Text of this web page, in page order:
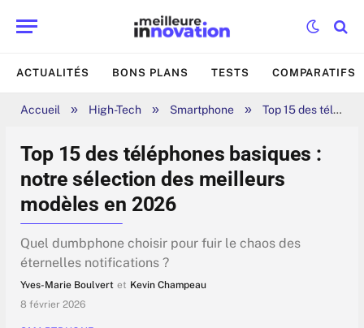
ACTUALITÉS BONS PLANS TESTS COMPARATIFS
Accueil » High-Tech » Smartphone » Top 15 des téléphones basiques : notre sélection des meilleurs modèles en 2026
Top 15 des téléphones basiques :
notre sélection des meilleurs
modèles en 2026
Quel dumbphone choisir pour fuir le chaos des
éternelles notifications ?
Yves-Marie Boulvert et Kevin Champeau
8 février 2026